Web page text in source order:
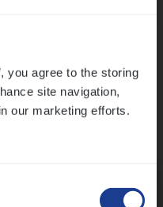
you agree to the storing
site navigation,
our marketing efforts.